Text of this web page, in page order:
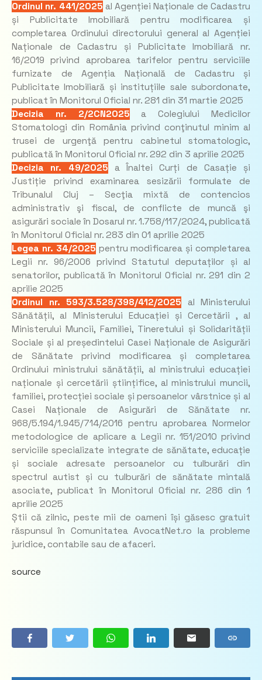
Ordinul nr. 441/2025 al Agenției Naționale de Cadastru
și Publicitate Imobiliară pentru modificarea și
completarea Ordinului directorului general al Agenției
Naționale de Cadastru și Publicitate Imobiliară nr.
16/2019 privind aprobarea tarifelor pentru serviciile
furnizate de Agenția Națională de Cadastru și
Publicitate Imobiliară și instituțiile sale subordonate,
publicat în Monitorul Oficial nr. 281 din 31 martie 2025
Decizia nr. 2/2CN2025 a Colegiului Medicilor
Stomatologi din România privind conţinutul minim al
trusei de urgenţă pentru cabinetul stomatologic,
publicată în Monitorul Oficial nr. 292 din 3 aprilie 2025
Decizia nr. 49/2025 a Înaltei Curți de Casație și
Justiție privind examinarea sesizării formulate de
Tribunalul Cluj – Secţia mixtă de contencios
administrativ şi fiscal, de conflicte de muncă şi
asigurări sociale în Dosarul nr. 1.758/117/2024, publicată
în Monitorul Oficial nr. 283 din 01 aprilie 2025
Legea nr. 34/2025 pentru modificarea și completarea
Legii nr. 96/2006 privind Statutul deputaților și al
senatorilor, publicată în Monitorul Oficial nr. 291 din 2
aprilie 2025
Ordinul nr. 593/3.528/398/412/2025 al Ministerului
Sănătății, al Ministerului Educației și Cercetării , al
Ministerului Muncii, Familiei, Tineretului și Solidarității
Sociale și al președintelui Casei Naționale de Asigurări
de Sănătate privind modificarea și completarea
Ordinului ministrului sănătății, al ministrului educației
naționale și cercetării științifice, al ministrului muncii,
familiei, protecției sociale și persoanelor vârstnice și al
Casei Naționale de Asigurări de Sănătate nr.
968/5.194/1.945/714/2016 pentru aprobarea Normelor
metodologice de aplicare a Legii nr. 151/2010 privind
serviciile specializate integrate de sănătate, educație
și sociale adresate persoanelor cu tulburări din
spectrul autist și cu tulburări de sănătate mintală
asociate, publicat în Monitorul Oficial nr. 286 din 1
aprilie 2025
Știi că zilnic, peste mii de oameni își găsesc gratuit
răspunsul în Comunitatea AvocatNet.ro la probleme
juridice, contabile sau de afaceri.
source